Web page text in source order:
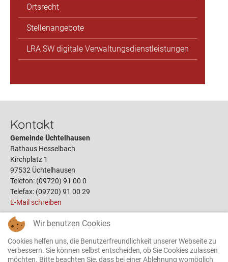
Ortsrecht
Stellenangebote
LRA SW digitale Verwaltungsdienstleistungen
Kontakt
Gemeinde Üchtelhausen
Rathaus Hesselbach
Kirchplatz 1
97532 Üchtelhausen
Telefon: (09720) 91 00 0
Telefax: (09720) 91 00 29
E-Mail schreiben
Links
Öffnungszeiten
Wir benutzen Cookies
Cookies helfen uns, die Benutzerfreundlichkeit unserer Webseite zu
verbessern. Sie können selbst entscheiden, ob Sie Cookies zulassen
möchten. Bitte beachten Sie, dass bei einer Ablehnung womöglich